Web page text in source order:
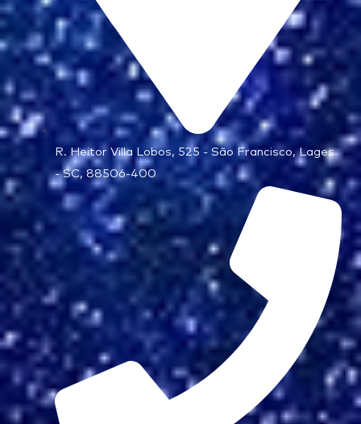
R. Heitor Villa Lobos, 525 - São Francisco, Lages
- SC, 88506-400